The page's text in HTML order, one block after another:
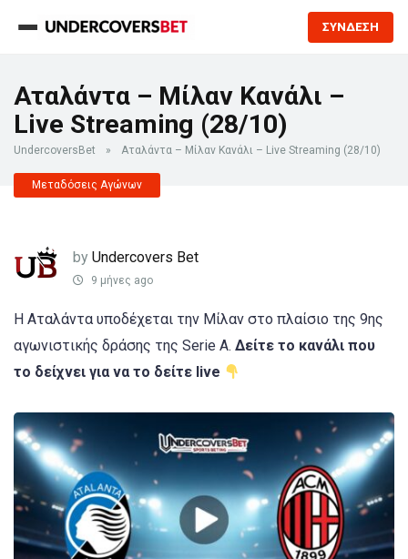
ΣΥΝΔΕΣΗ
Αταλάντα – Μίλαν Κανάλι –
Live Streaming (28/10)
UndercoversBet » Αταλάντα – Μίλαν Κανάλι – Live Streaming (28/10)
Μεταδόσεις Αγώνων
by Undercovers Bet
9 μήνες ago
Η Αταλάντα υποδέχεται την Μίλαν στο πλαίσιο της 9ης
αγωνιστικής δράσης της Serie A. Δείτε το κανάλι που
το δείχνει για να το δείτε live